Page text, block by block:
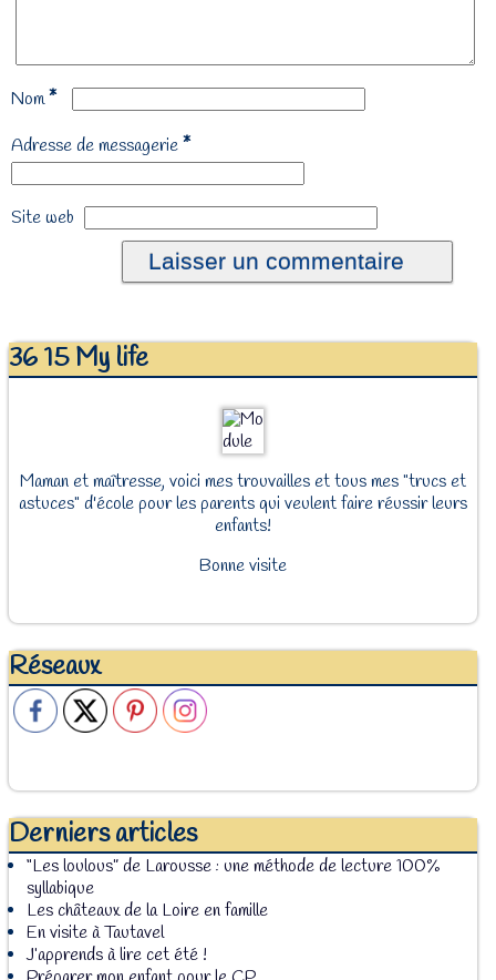
Nom*
Adresse de messagerie*
Site web
36 15 My life
Maman et maîtresse, voici mes trouvailles et tous mes "trucs et
astuces" d'école pour les parents qui veulent faire réussir leurs
enfants!
Bonne visite
Réseaux
Derniers articles
“Les loulous” de Larousse : une méthode de lecture 100%
syllabique
Les châteaux de la Loire en famille
En visite à Tautavel
J’apprends à lire cet été !